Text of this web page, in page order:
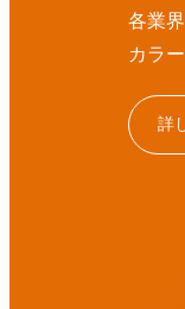
各業
カラ
詳